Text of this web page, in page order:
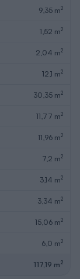
9,35 m2
1,52 m2
2,04 m2
12,1 m2
30,35 m2
11,77 m2
11,96 m2
7,2 m2
3,14 m2
3,34 m2
15,06 m2
6,0 m2
117,19 m2